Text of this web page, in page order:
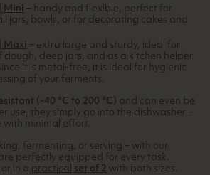
Mini – handy and flexible, perfect for
jars, bowls, or for decorating cakes and
Maxi – extra large and sturdy, ideal for
dough, deep jars, and as a kitchen helper
it is metal-free, it is ideal for hygienic
of your ferments.
(-40 °C to 200 °C) and can even be
use, they simply go into the dishwasher –
minimal effort.
fermenting, or serving – with our
perfectly equipped for every task.
in a practical set of 2 with both sizes.